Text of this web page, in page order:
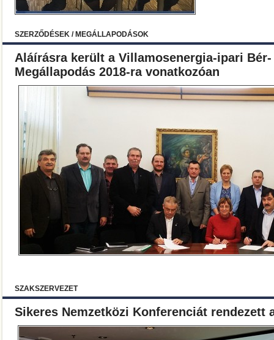
SZERZŐDÉSEK / MEGÁLLAPODÁSOK
Aláírásra került a Villamosenergia-ipari
Megállapodás 2018-ra vonatkozóan
SZAKSZERVEZET
Sikeres Nemzetközi Konferenciát rendezett